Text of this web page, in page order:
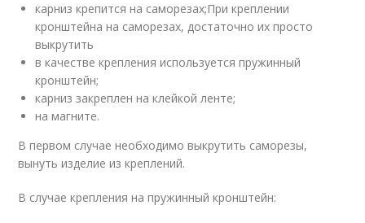
карниз крепится на саморезах;При креплении
кронштейна на саморезах, достаточно их просто
выкрутить
в качестве крепления используется пружинный
кронштейн;
карниз закреплен на клейкой ленте;
на магните.
В первом случае необходимо выкрутить саморезы,
вынуть изделие из креплений.
В случае крепления на пружинный кронштейн: